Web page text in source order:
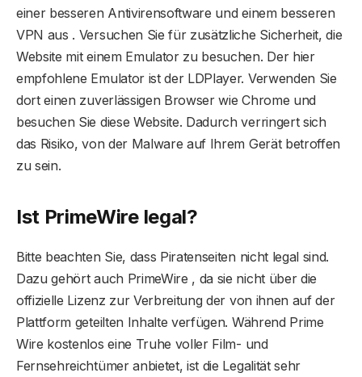
einer besseren Antivirensoftware und einem besseren
VPN aus . Versuchen Sie für zusätzliche Sicherheit, die
Website mit einem Emulator zu besuchen. Der hier
empfohlene Emulator ist der LDPlayer. Verwenden Sie
dort einen zuverlässigen Browser wie Chrome und
besuchen Sie diese Website. Dadurch verringert sich
das Risiko, von der Malware auf Ihrem Gerät betroffen
zu sein.
Ist PrimeWire legal?
Bitte beachten Sie, dass Piratenseiten nicht legal sind.
Dazu gehört auch PrimeWire , da sie nicht über die
offizielle Lizenz zur Verbreitung der von ihnen auf der
Plattform geteilten Inhalte verfügen. Während Prime
Wire kostenlos eine Truhe voller Film- und
Fernsehreichtümer anbietet, ist die Legalität sehr